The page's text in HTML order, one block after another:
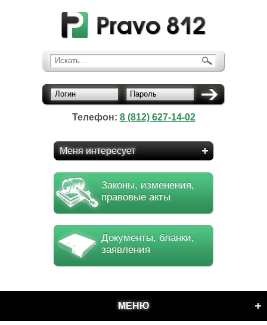
Искать...
Логин Пароль
Телефон: 8 (812) 627-14-02
Меня интересует
Законы, изменения,
правовые акты
Документы, бланки,
заявления
МЕНЮ